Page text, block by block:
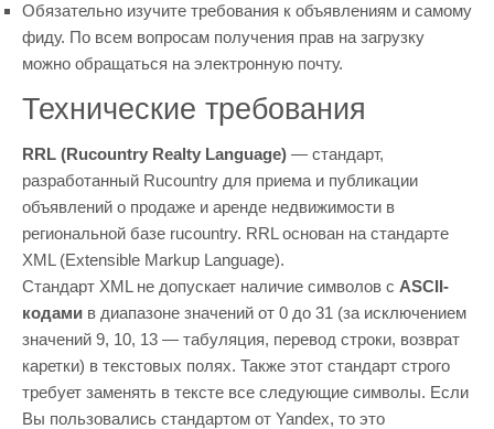
Обязательно изучите требования к объявлениям и самому
фиду. По всем вопросам получения прав на загрузку
можно обращаться на электронную почту.
Технические требования
RRL (Rucountry Realty Language) — стандарт,
разработанный Rucountry для приема и публикации
объявлений о продаже и аренде недвижимости в
региональной базе rucountry. RRL основан на стандарте
XML (Extensible Markup Language).
Стандарт XML не допускает наличие символов с ASCII-
кодами в диапазоне значений от 0 до 31 (за исключением
значений 9, 10, 13 — табуляция, перевод строки, возврат
каретки) в текстовых полях. Также этот стандарт строго
требует заменять в тексте все следующие символы. Если
Вы пользовались стандартом от Yandex, то это